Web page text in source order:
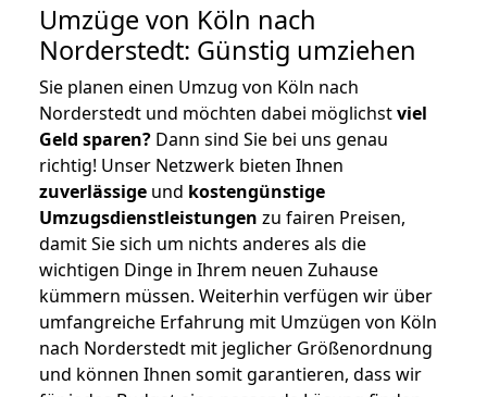
Umzüge von Köln nach
Norderstedt: Günstig umziehen
Sie planen einen Umzug von Köln nach
Norderstedt und möchten dabei möglichstviel
Geld sparen? Dann sind Sie bei uns genau
richtig! Unser Netzwerk bieten Ihnen
zuverlässige und kostengünstige
Umzugsdienstleistungen zu fairen Preisen,
damit Sie sich um nichts anderes als die
wichtigen Dinge in Ihrem neuen Zuhause
kümmern müssen. Weiterhin verfügen wir über
umfangreiche Erfahrung mit Umzügen von Köln
nach Norderstedt mit jeglicher Größenordnung
und können Ihnen somit garantieren, dass wir